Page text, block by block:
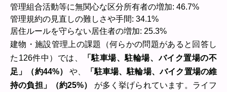
管理組合活動等に無関心な区分所有者の増加: 46.7%
管理規約の見直しの難しさや手間: 34.1%
居住ルールを守らない居住者の増加: 25.3%
建物・施設管理上の課題（何らかの問題があると回答し
た126件中）では、
「駐車場、駐輪場、バイク置場の不
足」（約44%）
や、
「駐車場、駐輪場、バイク置場の維
持の負担」（約25%）
が多く挙げられています。ライフ